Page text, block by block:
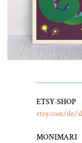
ETSY-SHOP
etsy.com/de/
MONIMARI